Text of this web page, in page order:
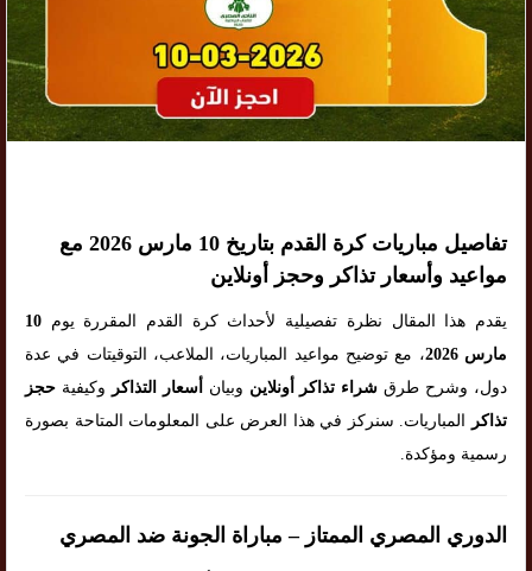
تفاصيل مباريات كرة القدم بتاريخ 10 مارس 2026 مع
مواعيد وأسعار تذاكر وحجز أونلاين
يقدم هذا المقال نظرة تفصيلية لأحداث كرة القدم المقررة يوم 10
مارس 2026
، مع توضيح مواعيد المباريات، الملاعب، التوقيتات في عدة
دول، وشرح طرق شراء تذاكر أونلاين وبيان أسعار التذاكر وكيفية حجز
تذاكر
المباريات. سنركز في هذا العرض على المعلومات المتاحة بصورة
رسمية ومؤكدة.
الدوري المصري الممتاز – مباراة الجونة ضد المصري